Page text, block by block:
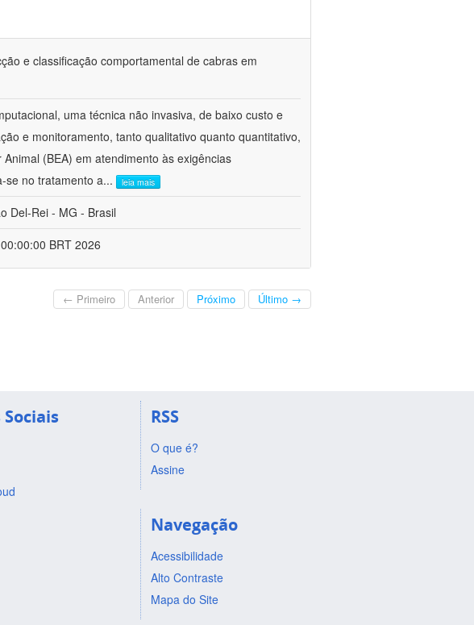
e classificação comportamental de cabras em
uma técnica não invasiva, de baixo custo e
e monitoramento, tanto qualitativo quanto quantitativo,
(BEA) em atendimento às exigências
se no tratamento a... leia mais
Del-Rei - MG - Brasil
BRT 2026
← Primeiro Anterior Próximo Último →
Sociais RSS
O que é?
Assine
Navegação
Acessibilidade
Alto Contraste
Mapa do Site